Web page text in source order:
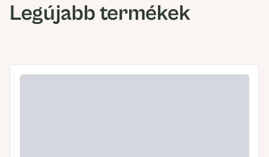
Legújabb termékek